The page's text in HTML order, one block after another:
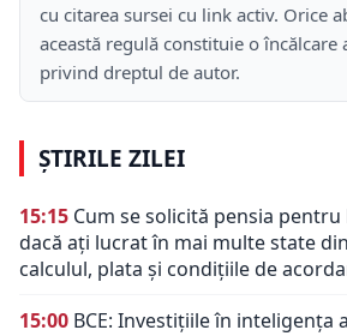
cu citarea sursei cu link activ. Orice
această regulă constituie o încălcare
privind dreptul de autor.
ȘTIRILE ZILEI
15:15 Cum se solicită pensia
dacă ați lucrat în mai multe state
calculul, plata și condițiile de
15:00 BCE: Investițiile în inteligența